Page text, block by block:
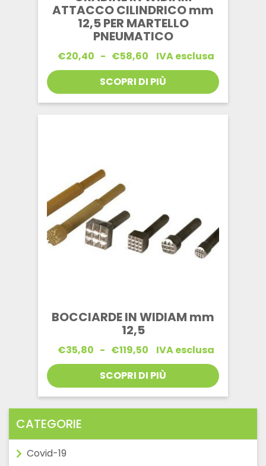
ATTACCO CILINDRICO mm
12,5 PER MARTELLO
PNEUMATICO
€20,40 - €58,60Fascia
di
prezzo:
da
€20,40
a
IVA esclusa
SCOPRI DI PIÙ
BOCCIARDE IN WIDIAM mm
12,5
€35,80 - €119,50
Fascia
di
prezzo:
da
€35,80
a
€119,50
IVA esclusa
SCOPRI DI PIÙ
CATEGORIE
Covid-19